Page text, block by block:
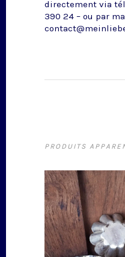
directement via
390 24 – ou par
PRODUITS